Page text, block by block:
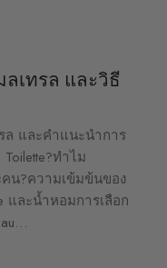
เทรล และวิธี
ล และคำแนะนำการ
ทำไม
น?ความเข้มข้นของ
และน้ำหอมการเลือก